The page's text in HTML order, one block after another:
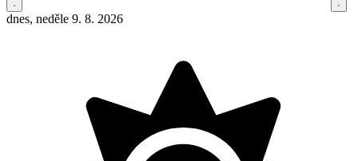
dnes, neděle 9. 8. 2026